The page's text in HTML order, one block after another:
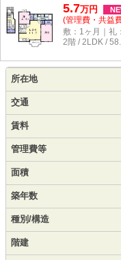
5.7万円
(管理費・共益
敷：1ヶ月｜礼
2階 / 2LDK /
所在地
交通
賃料
管理費等
面積
築年数
種別/構造
階建